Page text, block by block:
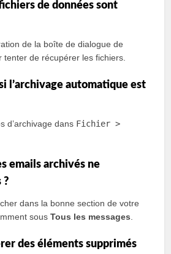
de données sont
de la boîte de dialogue de
de récupérer les fichiers.
l’archivage automatique est
d’archivage dans Fichier >
emails archivés ne
?
dans la bonne section de votre
sousTous les messages
des éléments supprimés